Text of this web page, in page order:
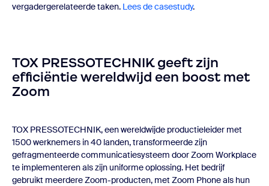
vergadergerelateerde taken. Lees de casestudy.
TOX PRESSOTECHNIK geeft zijn
efficiëntie wereldwijd een boost met
Zoom
TOX PRESSOTECHNIK, een wereldwijde productieleider met
1500 werknemers in 40 landen, transformeerde zijn
gefragmenteerde communicatiesysteem door Zoom Workplace
te implementeren als zijn uniforme oplossing. Het bedrijf
gebruikt meerdere Zoom-producten, met Zoom Phone als hun